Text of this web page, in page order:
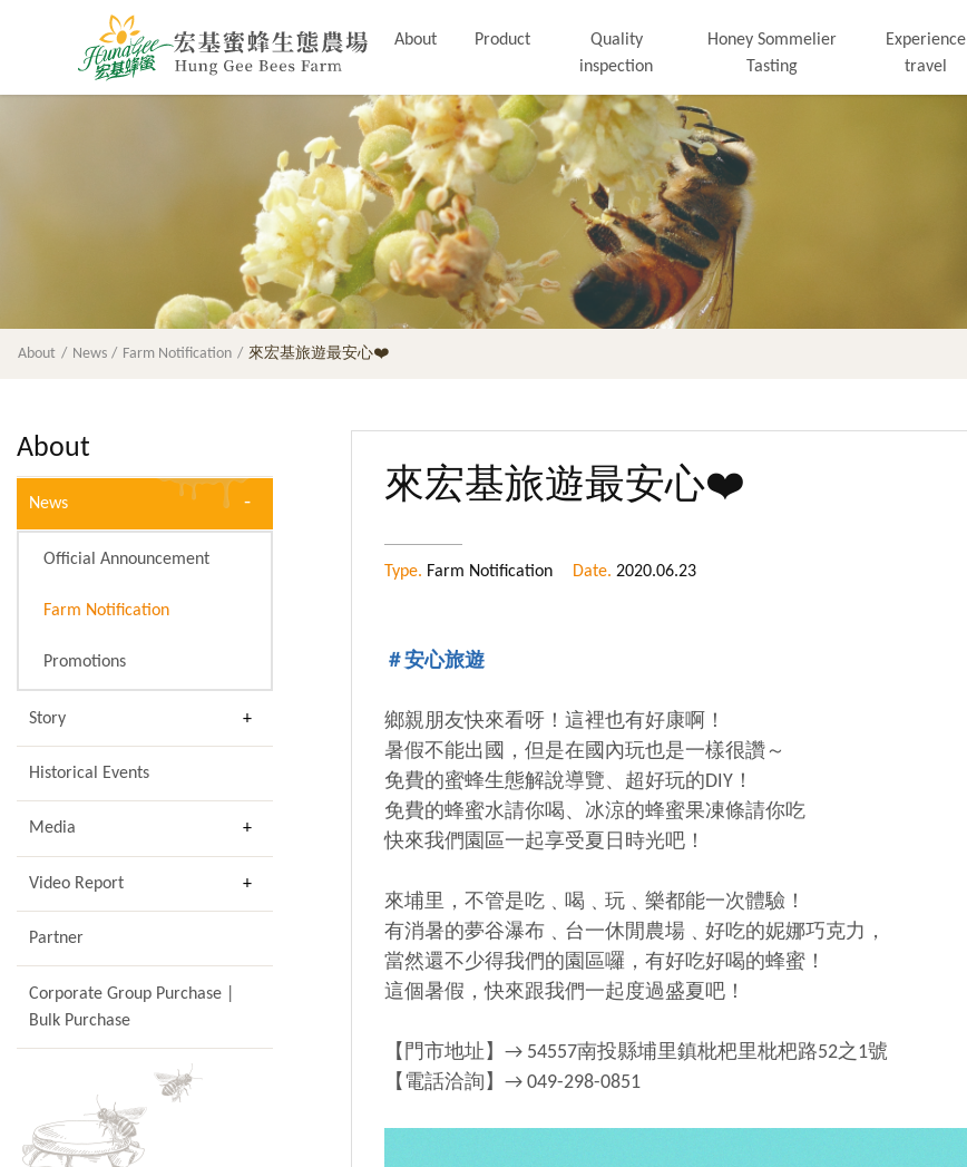
About Product
Quality
inspection
Honey Sommelier
Tasting
Experience
travel
About News Farm Notification 來宏基旅遊最安心❤️
About
News
Official Announcement
Farm Notification
Promotions
Story
Historical Events
Media
Video Report
Partner
Corporate Group Purchase |
Bulk Purchase
來宏基旅遊最安心❤️
Type. Farm Notification Date. 2020.06.23
＃安心旅遊
鄉親朋友快來看呀！這裡也有好康啊！
暑假不能出國，但是在國內玩也是一樣很讚～
免費的蜜蜂生態解說導覽、超好玩的DIY！
免費的蜂蜜水請你喝、冰涼的蜂蜜果凍條請你吃
快來我們園區一起享受夏日時光吧！
來埔里，不管是吃﹑喝﹑玩﹑樂都能一次體驗！
有消暑的夢谷瀑布﹑台一休閒農場﹑好吃的妮娜巧克力，
當然還不少得我們的園區囉，有好吃好喝的蜂蜜！
這個暑假，快來跟我們一起度過盛夏吧！
【門市地址】→ 54557南投縣埔里鎮枇杷里枇杷路52之1號
【電話洽詢】→ 049-298-0851